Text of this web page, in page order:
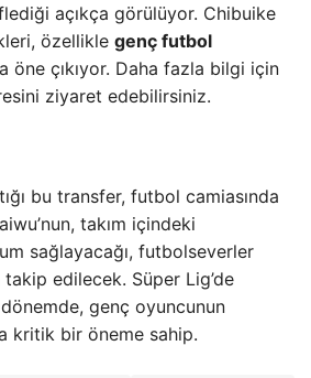
açıkça görülüyor. Chibuike
özellikle genç futbol
öne çıkıyor. Daha fazla bilgi için
ziyaret edebilirsiniz.
bu transfer, futbol camiasında
takım içindeki
sağlayacağı, futbolseverler
takip edilecek. Süper Lig’de
genç oyuncunun
kritik bir öneme sahip.